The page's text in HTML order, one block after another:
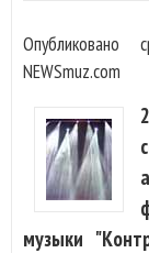
Опубликовано
NEWSmuz.com
музыки